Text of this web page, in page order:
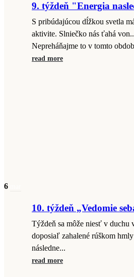
9. týždeň "Energia
S pribúdajúcou dĺžkou svetla
aktivite. Slniečko nás ťahá
Nepreháňajme to v tomto
read more
6
10. týždeň „Vedomie
Týždeň sa môže niesť v duchu
doposiaľ zahalené rúškom
následne...
read more